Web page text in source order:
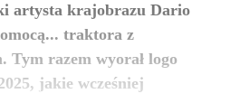
artysta krajobrazu Dario
traktora z
Tym razem wyorał logo
jakie wcześniej
zobacz więcej